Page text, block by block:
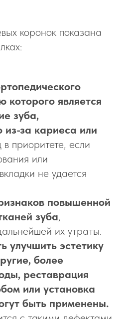
коронок показана
которого является
зуба,
из-за кариеса или
приоритете, если
или
не удается
повышенной
зуба,
их утраты.
улучшить эстетику
более
реставрация
или установка
быть применены.